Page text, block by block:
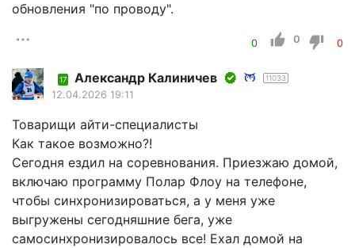
обновления "по проводу".
0 0 0
17 Александр Калиничев 11033
12.04.2026 19:11
Товарищи айти-специалисты
Как такое возможно?!
Сегодня ездил на соревнования. Приезжаю домой,
включаю программу Полар Флоу на телефоне,
чтобы синхронизироваться, а у меня уже
выгружены сегодняшние бега, уже
самосинхронизировалось все! Ехал домой на